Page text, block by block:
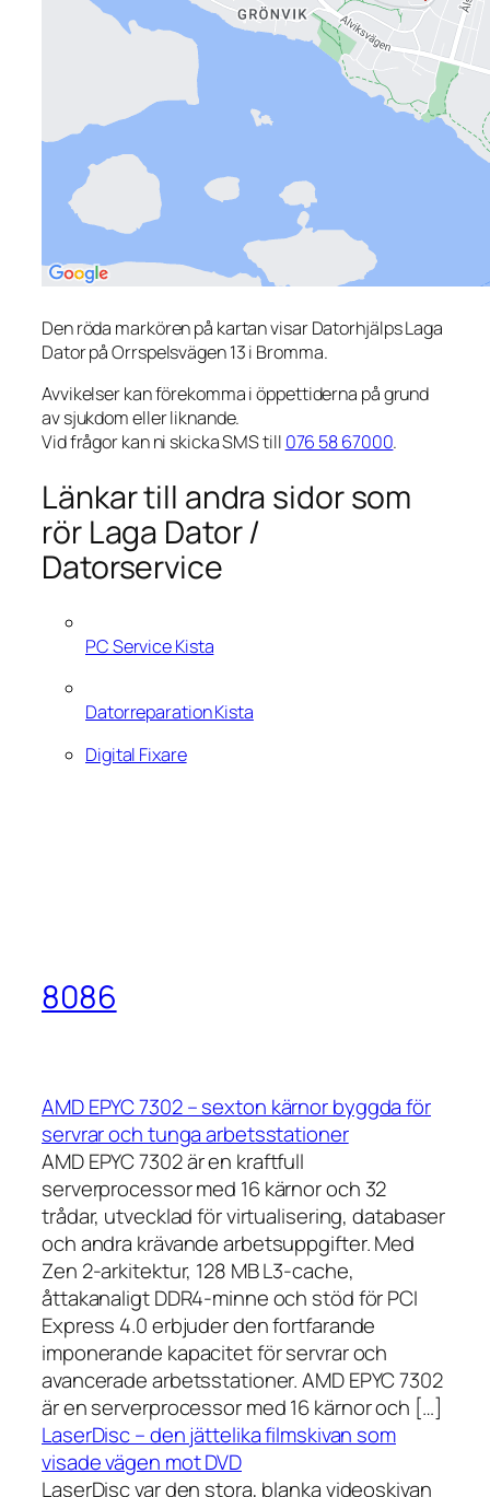
Den röda markören på kartan visar Datorhjälps Laga
Dator på Orrspelsvägen 13 i Bromma.
Avvikelser kan förekomma i öppettiderna på grund
av sjukdom eller liknande.
Vid frågor kan ni skicka SMS till 076 58 67000.
Länkar till andra sidor som
rör Laga Dator /
Datorservice
PC Service Kista
Datorreparation Kista
Digital Fixare
8086
AMD EPYC 7302 – sexton kärnor byggda för
servrar och tunga arbetsstationer
AMD EPYC 7302 är en kraftfull
serverprocessor med 16 kärnor och 32
trådar, utvecklad för virtualisering, databaser
och andra krävande arbetsuppgifter. Med
Zen 2-arkitektur, 128 MB L3-cache,
åttakanaligt DDR4-minne och stöd för PCI
Express 4.0 erbjuder den fortfarande
imponerande kapacitet för servrar och
avancerade arbetsstationer. AMD EPYC 7302
är en serverprocessor med 16 kärnor och […]
LaserDisc – den jättelika filmskivan som
visade vägen mot DVD
LaserDisc var den stora, blanka videoskivan